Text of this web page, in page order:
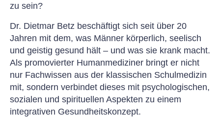
zu sein?
Dr. Dietmar Betz beschäftigt sich seit über 20
Jahren mit dem, was Männer körperlich, seelisch
und geistig gesund hält – und was sie krank macht.
Als promovierter Humanmediziner bringt er nicht
nur Fachwissen aus der klassischen Schulmedizin
mit, sondern verbindet dieses mit psychologischen,
sozialen und spirituellen Aspekten zu einem
integrativen Gesundheitskonzept.